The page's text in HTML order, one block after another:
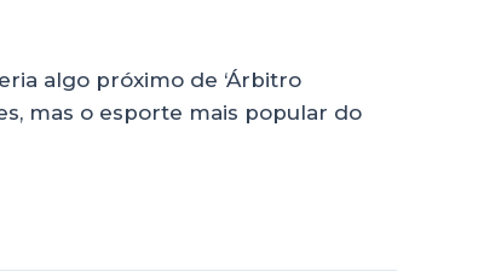
algo próximo de ‘Árbitro
mas o esporte mais popular do